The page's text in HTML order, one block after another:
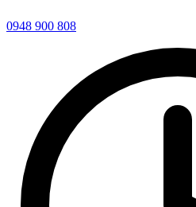
0948 900 808